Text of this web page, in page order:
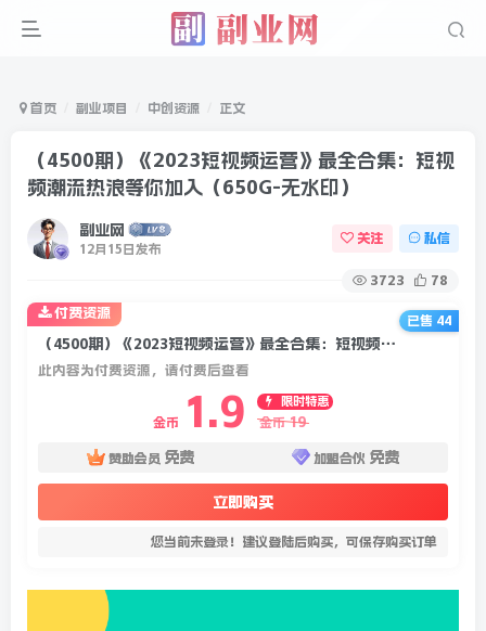
首页 副业项目 中创资源 正文
（4500期）《2023短视频运营》最全合集：短视
频潮流热浪等你加入（650G-无水印）
副业网
12月15日发布
关注 私信
3723 78
（4500期）《2023短视频运营》最全合集：短视频潮流热浪等你加入（650G-无水印）
此内容为付费资源，请付费后查看
金币 1.9
限时特惠
金币 19
赞助会员 免费 加盟合伙 免费
立即购买
您当前未登录！建议登陆后购买，可保存购买订单
付费资源
已售 44